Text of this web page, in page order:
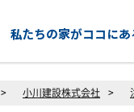
> 小川建設株式会社 >